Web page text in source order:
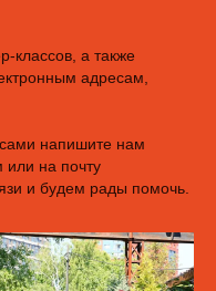
классов, а также
адресам,
напишите нам
или на почту
и будем рады помочь.